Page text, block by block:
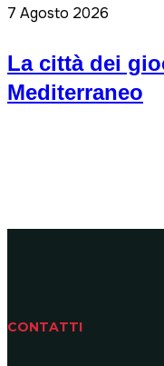
7 Agosto 2026
La città dei
Mediterraneo
CONTATTI